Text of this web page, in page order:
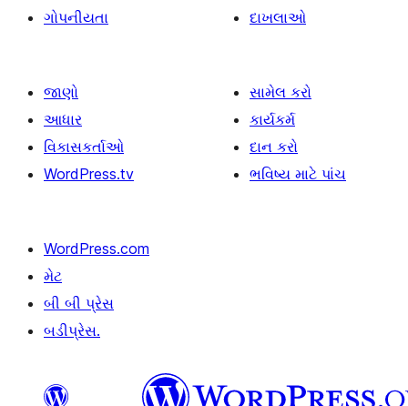
ગોપનીયતા
દાખલાઓ
જાણો
આધાર
વિકાસકર્તાઓ
WordPress.tv
સામેલ કરો
કાર્યકર્મ
દાન કરો
ભવિષ્ય માટે પાંચ
WordPress.com
મેટ
બી બી પ્રેસ
બડીપ્રેસ.